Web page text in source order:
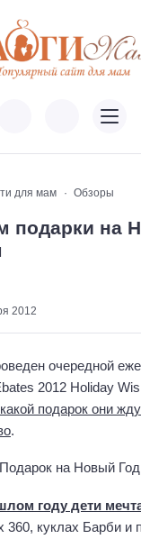
для мам Обзоры
подарки на
2012
очередной
2012 Holiday
какой подарок они
.
году дети
360, куклах Барби и